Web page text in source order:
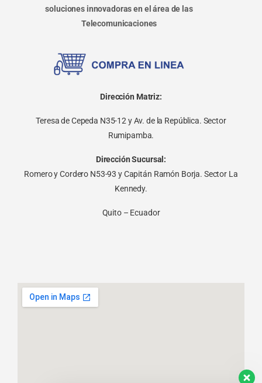
soluciones innovadoras en el área de las
Telecomunicaciones
Dirección Matriz:
Teresa de Cepeda N35-12 y Av. de la República. Sector
Rumipamba.
Dirección Sucursal:
Romero y Cordero N53-93 y Capitán Ramón Borja. Sector La
Kennedy.
Quito – Ecuador